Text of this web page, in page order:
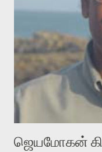
வடிக்க முயல்வதும்
மென்வெளிச்சத்தில்
வைத்து விட்டு
பயணப் படிமம் என்பது
விமர்சனத்தின் ஒரு
“காலை வணக்கங்கள்”
முதலில் கருவியை
ஜெயமோகன்